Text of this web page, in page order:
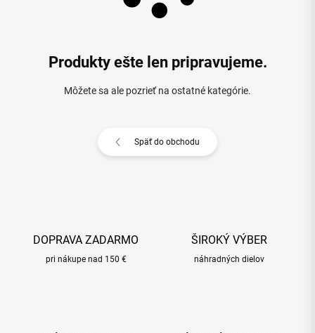
Produkty ešte len pripravujeme.
Môžete sa ale pozrieť na ostatné kategórie.
Späť do obchodu
DOPRAVA ZADARMO
pri nákupe nad 150 €
ŠIROKÝ VÝBER
náhradných dielov